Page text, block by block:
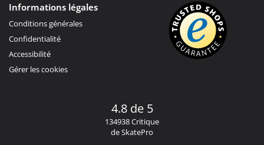
Informations légales
Conditions générales
Confidentialité
Accessibilité
Gérer les cookies
4.8 de 5
134938 Critique
de SkatePro